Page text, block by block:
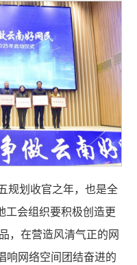
规划收官之年，也是全
工会组织要积极创造更
，在营造风清气正的网
响网络空间团结奋进的